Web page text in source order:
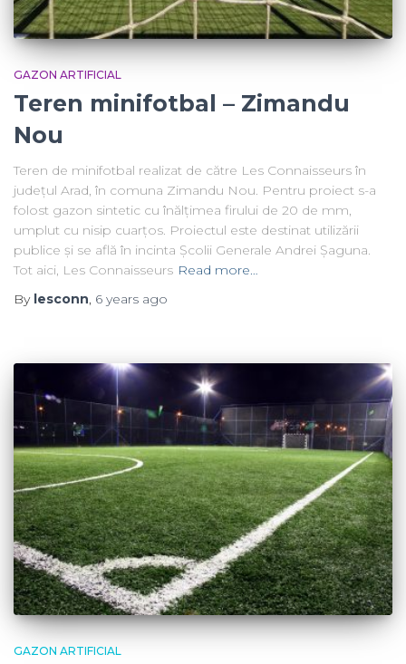
GAZON ARTIFICIAL
Teren minifotbal – Zimandu
Nou
Teren de minifotbal realizat de către Les Connaisseurs în
județul Arad, în comuna Zimandu Nou. Pentru proiect s-a
folost gazon sintetic cu înălțimea firului de 20 de mm,
umplut cu nisip cuarțos. Proiectul este destinat utilizării
publice și se află în incinta Școlii Generale Andrei Șaguna.
Tot aici, Les Connaisseurs Read more…
By lesconn 6 years ago
GAZON ARTIFICIAL